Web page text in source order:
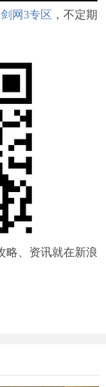
网3专区 ，不定期
略、资讯就在新浪